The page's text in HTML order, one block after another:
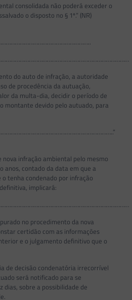
consolidada não poderá exceder o
o disposto no § 1º.” (NR)
do auto de infração, a autoridade
de procedência da autuação,
da multa-dia, decidir o período de
montante devido pelo autuado, para
nova infração ambiental pelo mesmo
anos, contado da data em que a
tenha condenado por infração
implicará:
no procedimento da nova
certidão com as informações
e o julgamento definitivo que o
de decisão condenatória irrecorrível
será notificado para se
dias, sobre a possibilidade de